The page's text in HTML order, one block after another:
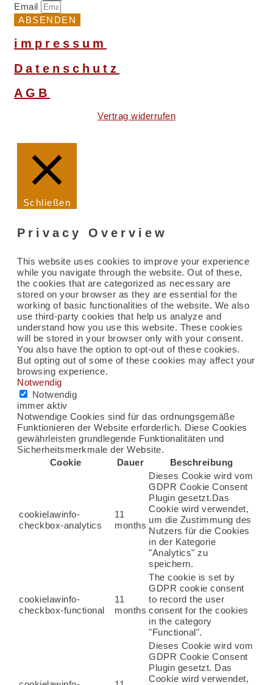
Email
ABSENDEN
impressum
Datenschutz
AGB
Vertrag widerrufen
Schließen
Privacy Overview
This website uses cookies to improve your experience
while you navigate through the website. Out of these,
the cookies that are categorized as necessary are
stored on your browser as they are essential for the
working of basic functionalities of the website. We also
use third-party cookies that help us analyze and
understand how you use this website. These cookies
will be stored in your browser only with your consent.
You also have the option to opt-out of these cookies.
But opting out of some of these cookies may affect your
browsing experience.
Notwendig
Notwendig
immer aktiv
Notwendige Cookies sind für das ordnungsgemäße
Funktionieren der Website erforderlich. Diese Cookies
gewährleisten grundlegende Funktionalitäten und
Sicherheitsmerkmale der Website.
Cookie
Dauer Beschreibung
cookielawinfo-
checkbox-analytics
11
months
Dieses Cookie wird vom
GDPR Cookie Consent
Plugin gesetzt.Das
Cookie wird verwendet,
um die Zustimmung des
Nutzers für die Cookies
in der Kategorie
"Analytics" zu
speichern.
cookielawinfo-
checkbox-functional
11
months
The cookie is set by
GDPR cookie consent
to record the user
consent for the cookies
in the category
"Functional".
Dieses Cookie wird vom
GDPR Cookie Consent
Plugin gesetzt. Das
Cookie wird verwendet,